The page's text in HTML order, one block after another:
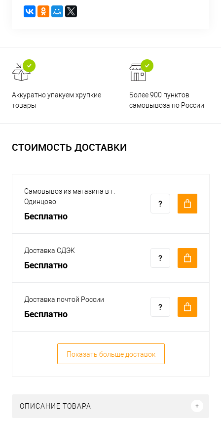
Аккуратно упакуем хрупкие
товары
Более 900 пунктов
самовывоза по России
СТОИМОСТЬ ДОСТАВКИ
Самовывоз из магазина в г.
Одинцово
Бесплатно
Доставка СДЭК
Бесплатно
Доставка почтой России
Бесплатно
Показать больше доставок
ОПИСАНИЕ ТОВАРА